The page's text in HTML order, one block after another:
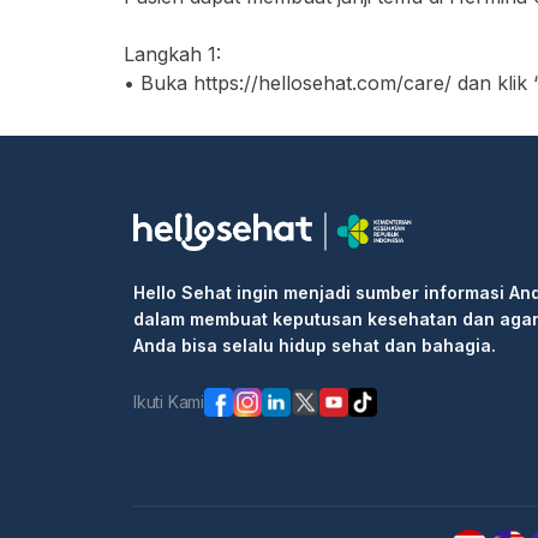
Langkah 1:
• Buka https://hellosehat.com/care/ dan klik
• Cari layanan yang Anda butuhkan atau
Langkah 2: Pergi ke rumah sakit atau klinik
informasi pemesanan kepada resepsionis/
Langkah 3: Masuk ke klinik untuk
Hello Sehat ingin menjadi sumber informasi
dalam membuat keputusan kesehatan dan agar
Anda bisa selalu hidup sehat dan bahagia.
Ikuti Kami